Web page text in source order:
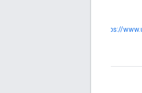
https://